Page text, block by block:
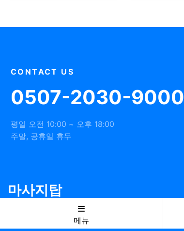
CONTACT US
0507-2030-9000
평일 오전 10:00 ~ 오후 18:00
주말, 공휴일 휴무
마사지탑
메뉴